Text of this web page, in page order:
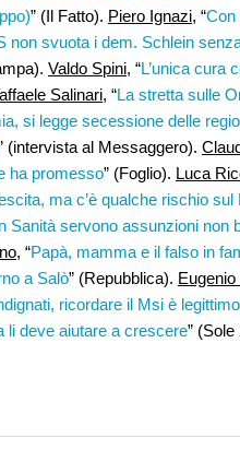
” (Il Fatto). Piero Ignazi, “Con
non svuota i dem. Schlein
Valdo Spini, “L’unica cura
Salinari, “La stretta sulle
si legge secessione delle
(intervista al Messaggero).
ha promesso” (Foglio). Luca
ma c’è qualche rischio sul
Sanità servono assunzioni non
, “Papà, mamma e il falso in
a Salò” (Repubblica).
ricordare il Msi è legittimo
li deve aiutare a crescere” (Sole